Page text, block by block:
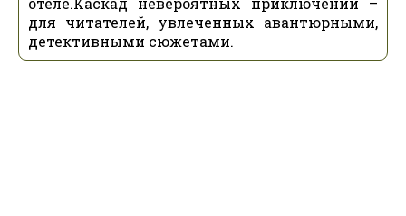
для читателей, увлеченных авантюрными,
детективными сюжетами.